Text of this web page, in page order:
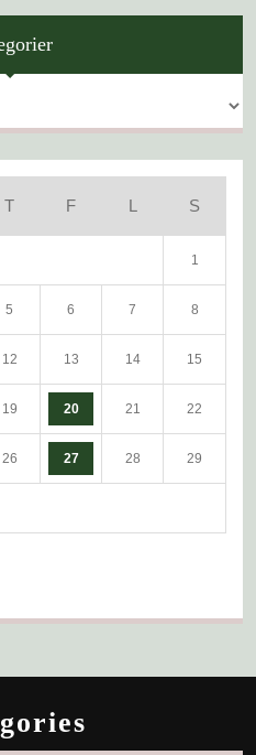
T F L S
1
5 6 7 8
12 13 14 15
19 20 21 22
26 27 28 29